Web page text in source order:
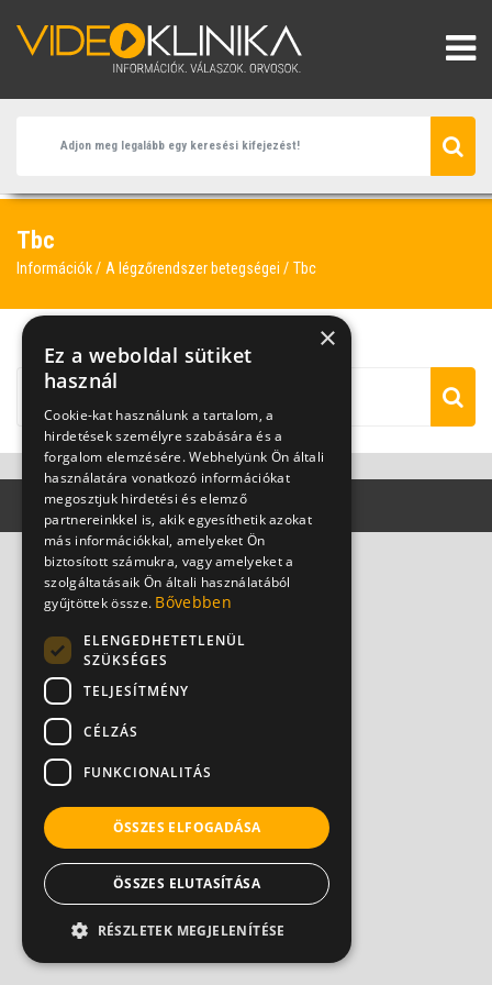
Tbc
Információk A légzőrendszer betegségei Tbc
×
Ez a weboldal sütiket
használ
Cookie-kat használunk a tartalom, a
hirdetések személyre szabására és a
forgalom elemzésére. Webhelyünk Ön általi
használatára vonatkozó információkat
megosztjuk hirdetési és elemző
partnereinkkel is, akik egyesíthetik azokat
más információkkal, amelyeket Ön
biztosított számukra, vagy amelyeket a
szolgáltatásaik Ön általi használatából
gyűjtöttek össze. Bővebben
ELENGEDHETETLENÜL
SZÜKSÉGES
TELJESÍTMÉNY
CÉLZÁS
FUNKCIONALITÁS
ÖSSZES ELFOGADÁSA
ÖSSZES ELUTASÍTÁSA
RÉSZLETEK MEGJELENÍTÉSE